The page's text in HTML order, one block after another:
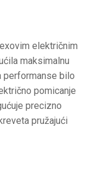
električnim
maksimalnu
performanse bilo
pomicanje
precizno
pružajući